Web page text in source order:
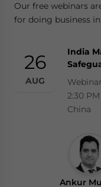
Our free webinars
for doing business
26
AUG
India
2:30
China
Ankur